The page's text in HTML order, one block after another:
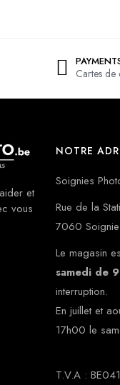
Cartes de
et
vous
NOTRE
Soignies
Rue de la
7060
Le magasin
samedi de
interruption.
En juillet et
17h00 le
T.V.A :